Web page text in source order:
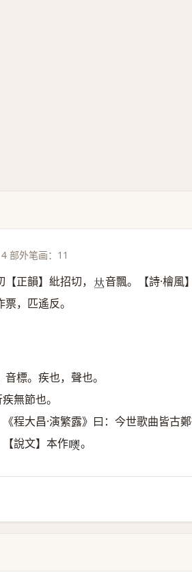
部外笔画：11
【正韻】紕招切， 𠀤音飄。【詩·檜風
票，匹遙反。
音標。疾也，聲也。
無節也。
程大昌·演繁露》曰：今世歌曲皆古
說文】本作𡄺 。